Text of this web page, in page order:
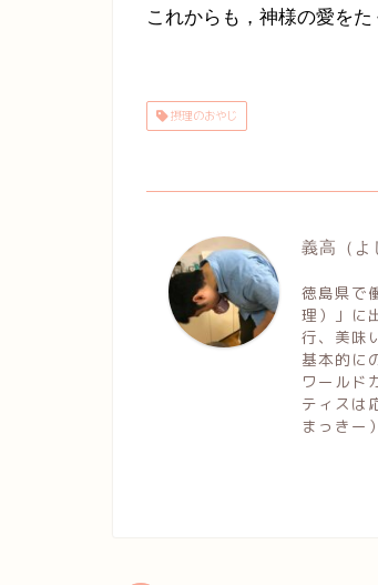
これからも，神様の愛を
摂理のおやじ
義高（よ
徳島県で
理）」に
行、美味
基本的に
ワールド
ティスは
まっきー